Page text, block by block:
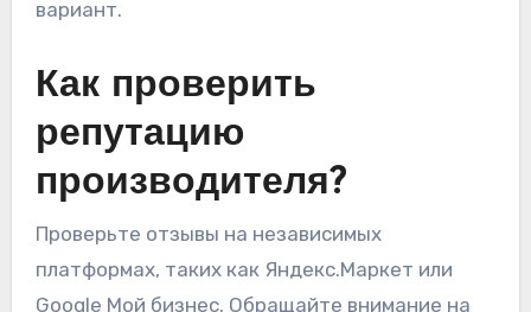
вариант.
Как проверить
репутацию
производителя?
Проверьте отзывы на независимых
платформах, таких как Яндекс.Маркет или
Google Мой бизнес. Обращайте внимание на